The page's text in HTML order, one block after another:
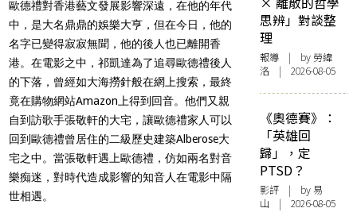
歐德禮對香港藝文發展影響深遠，在他的年代
中，是大名鼎鼎的娛樂大亨，但在今日，他的
名字已變得寂寂無聞，他的後人也已離開香
港。在電影之中，祁凱達為了追尋歐德禮後人
的下落，曾經如大海撈針般在網上搜索，最終
竟在購物網站Amazon上得到回音。他們又親
自到訪歌手張敬軒的大宅，讓歐德禮家人可以
回到歐德禮曾居住的二級歷史建築Alberose大
宅之中。當張敬軒遇上歐德禮，仿如兩名對音
樂痴迷，對時代造成影響的知音人在電影中隔
世相遇。
思辨」對談整
理
報導 | by 勞緯
洛 | 2026-08-05
《奧德賽》：
「英雄回
歸」，定
PTSD？
影評 | by 易
山 | 2026-08-05